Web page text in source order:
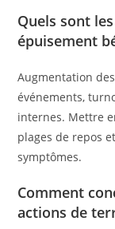
Quels sont
épuisement
Augmentation
événements,
internes. Mettre
plages de repos
symptômes.
Comment
actions de